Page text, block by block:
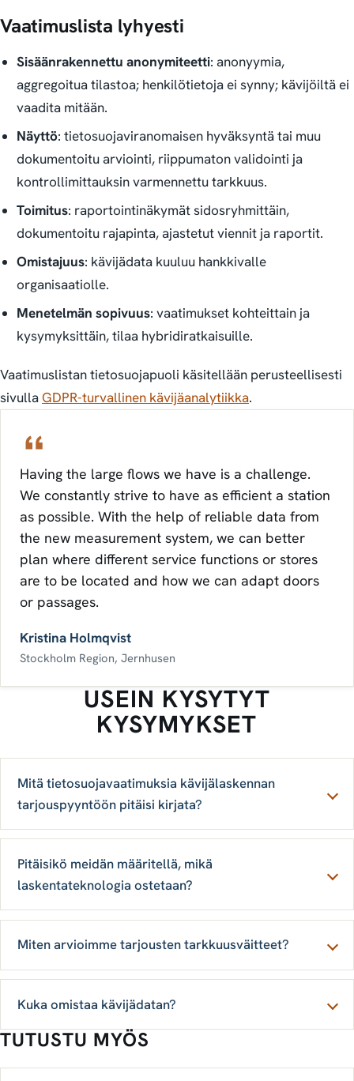
Vaatimuslista lyhyesti
Sisäänrakennettu anonymiteetti: anonyymia,
aggregoitua tilastoa; henkilötietoja ei synny; kävijöiltä ei
vaadita mitään.
Näyttö: tietosuojaviranomaisen hyväksyntä tai muu
dokumentoitu arviointi, riippumaton validointi ja
kontrollimittauksin varmennettu tarkkuus.
Toimitus: raportointinäkymät sidosryhmittäin,
dokumentoitu rajapinta, ajastetut viennit ja raportit.
Omistajuus: kävijädata kuuluu hankkivalle
organisaatiolle.
Menetelmän sopivuus: vaatimukset kohteittain ja
kysymyksittäin, tilaa hybridiratkaisuille.
Vaatimuslistan tietosuojapuoli käsitellään perusteellisesti
sivulla GDPR-turvallinen kävijäanalytiikka.
Having the large flows we have is a challenge.
We constantly strive to have as efficient a station
as possible. With the help of reliable data from
the new measurement system, we can better
plan where different service functions or stores
are to be located and how we can adapt doors
or passages.
Kristina Holmqvist
Stockholm Region, Jernhusen
USEIN KYSYTYT
KYSYMYKSET
Mitä tietosuojavaatimuksia kävijälaskennan
tarjouspyyntöön pitäisi kirjata?
Pitäisikö meidän määritellä, mikä
laskentateknologia ostetaan?
Miten arvioimme tarjousten tarkkuusväitteet?
Kuka omistaa kävijädatan?
TUTUSTU MYÖS